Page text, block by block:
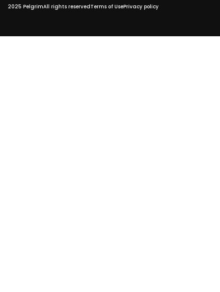
2025 PelgrimAll rights reservedTerms of UsePrivacy policy